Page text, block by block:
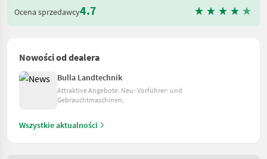
Ocena sprzedawcy4.7
Nowości od dealera
Bulla Landtechnik
Attraktive Angebote. Neu- Vorführer- und
Gebrauchtmaschinen.
Wszystkie aktualności